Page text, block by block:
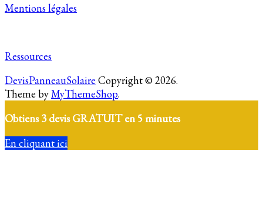
Mentions légales
Ressources
DevisPanneauSolaire Copyright © 2026.
Theme byMyThemeShop.
Obtiens 3 devis GRATUIT en 5 minutes
En cliquant ici